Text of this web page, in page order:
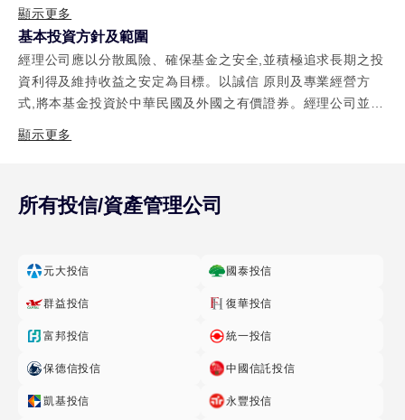
等
級
債
券
基
金-
N
本增長的投資目標。 (3) 本基金適合尋求能承受較高波動與高
風險之非保守型投資人,投資人仍需注意本基金上述風 險,斟酌
個人之風險承擔能力及資金之可運用期間長短後辦理投資。 *
風險報酬等級為本公司依照投信投顧公會「基金風險報酬等級
分類標準」編製,該分類標準係計算 過去5年基金淨值波動度標
大代表 風險越高。此等級分類係基於一般市場狀況反映市場價
濟變動之風險、商 品交易對手之信用風險、與其他投資風險
基金投資特性與風險,更多基金評估之相關 資料(如年化標準
差、Alpha、Beta及Sharpe值等)可至投信投顧公會網站之
(https://www.sitca.org.tw/index_pc.aspx)查詢。
機,獲取未來潛在回升的投資契機。 (2) 「Fallen Angel」特
性,有別於傳統非投資等級債券: 「Fallen Angel」在發行時為
投資等級,一般投資等級債券的產業地位、發行規模及流動性都
較傳統非投資等級債券為佳。即便因為信用評等被調降為非投
資等級債券,但仍然保有這些 特性。 (3) 非投資等級債券與投
資級債兼具,創造最佳潛在投資回報: 本基金策略著重於被調降
非投資等級債券與投資級債兼具,創 造最佳潛在投資回報與最
佳潛在風險報酬的收益總和。 (4) 世界級的受託管理機構,主動
Wellington Management Company LLP 擔 任受託管理機構,
債信研究 及選債能力,透過深入的基本面研究,主動精選持債進
行管理。
顯示更多
基本投資方針及範圍
經理公司應以分散風險、確保基金之安全,並積極追求長期之投
資利得及維持收益之安定為目標。以誠信 原則及專業經營方
式,將本基金投資於中華民國及外國之有價證券。經理公司並應
資等級債券(Fallen Angel High Yield)之總金額不得低於本基
評等屬於投資級債券,但該債券因信用評等遭調降為非投資級債
券者。本基金 原持有之債券,日後若因信用評等調升,致使該債
本目所述之投資比例;若因債券信用評等調整而不列入者,致違
反本基金投 資比例之限制時,經理公司應於前開事由發生之日
投資所在國家或地區之國家主權評等未達下述所列信用評等機
顯示更多
所有投信/資產管理公司
元大投信 國泰投信
群益投信 復華投信
富邦投信 統一投信
保德信投信 中國信託投信
凱基投信 永豐投信